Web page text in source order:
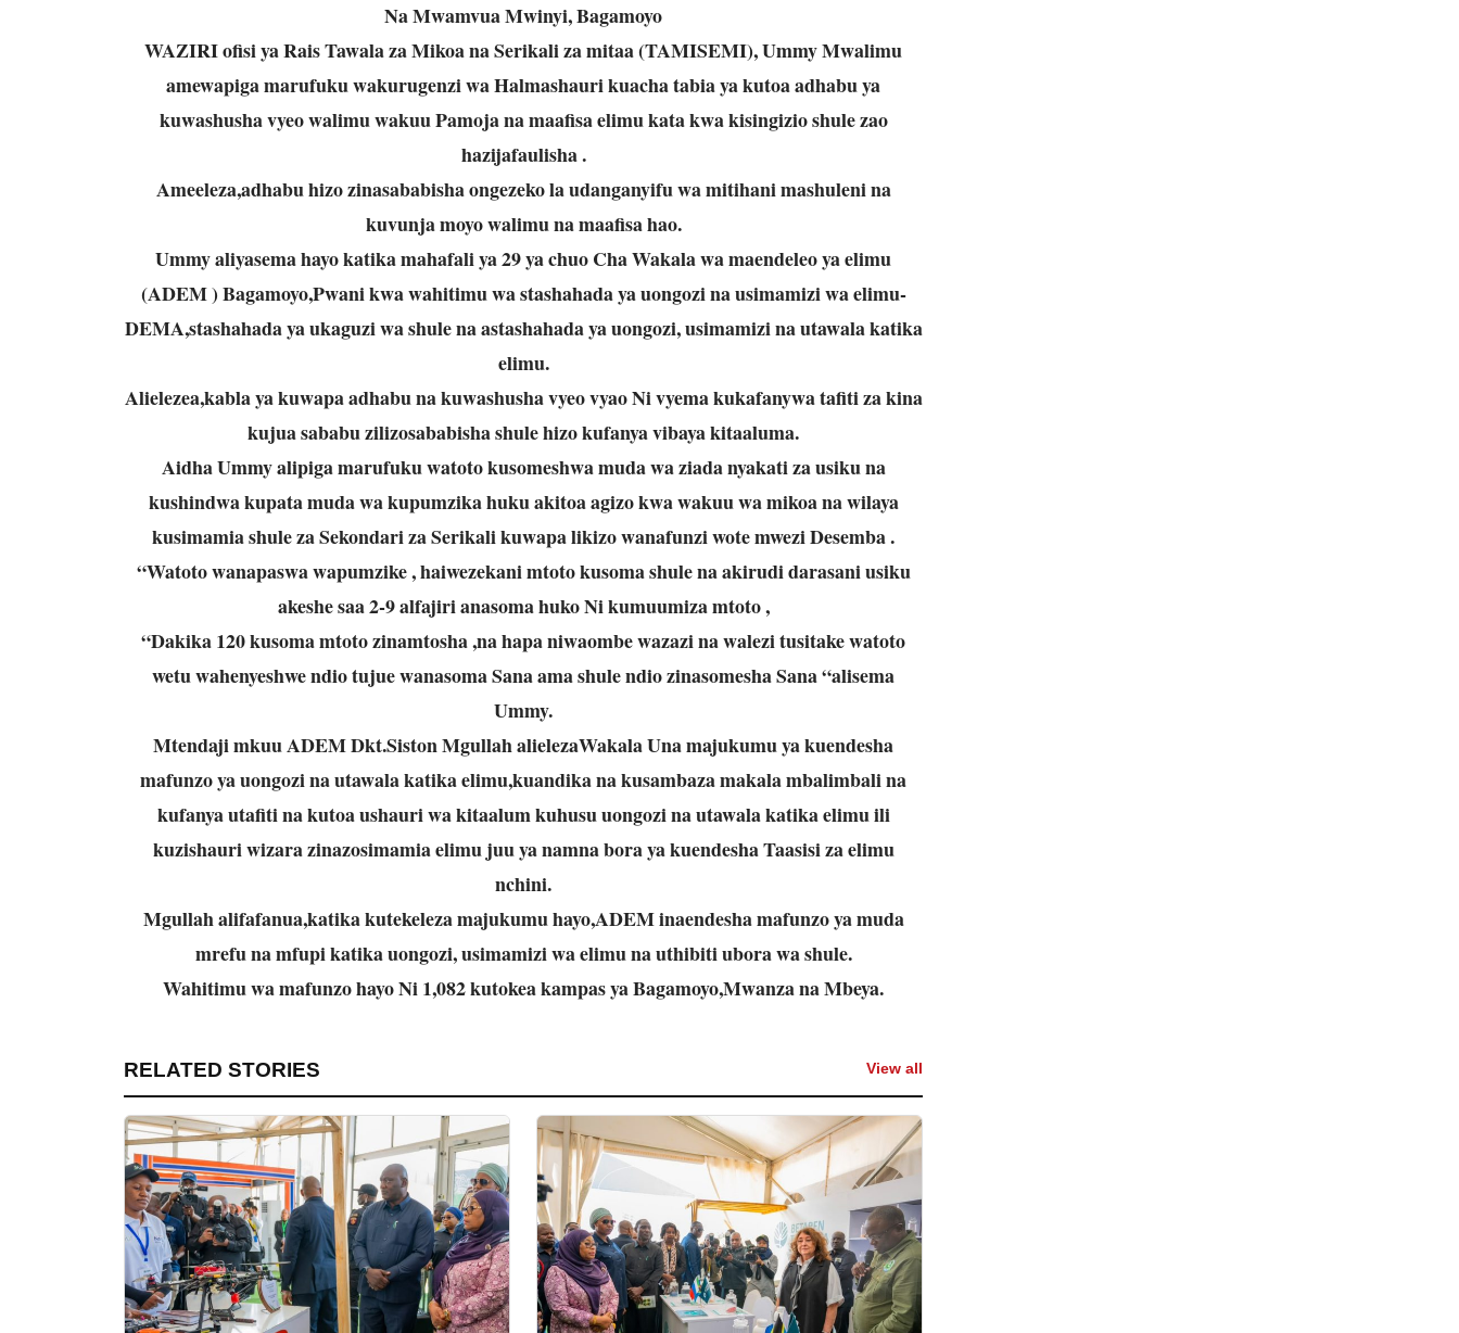
Na Mwamvua Mwinyi, Bagamoyo
WAZIRI ofisi ya Rais Tawala za Mikoa na Serikali za mitaa (TAMISEMI), Ummy Mwalimu
amewapiga marufuku wakurugenzi wa Halmashauri kuacha tabia ya kutoa adhabu ya
kuwashusha vyeo walimu wakuu Pamoja na maafisa elimu kata kwa kisingizio shule zao
hazijafaulisha .
Ameeleza,adhabu hizo zinasababisha ongezeko la udanganyifu wa mitihani mashuleni na
kuvunja moyo walimu na maafisa hao.
Ummy aliyasema hayo katika mahafali ya 29 ya chuo Cha Wakala wa maendeleo ya elimu
(ADEM ) Bagamoyo,Pwani kwa wahitimu wa stashahada ya uongozi na usimamizi wa elimu-
DEMA,stashahada ya ukaguzi wa shule na astashahada ya uongozi, usimamizi na utawala katika
elimu.
Alielezea,kabla ya kuwapa adhabu na kuwashusha vyeo vyao Ni vyema kukafanywa tafiti za kina
kujua sababu zilizosababisha shule hizo kufanya vibaya kitaaluma.
Aidha Ummy alipiga marufuku watoto kusomeshwa muda wa ziada nyakati za usiku na
kushindwa kupata muda wa kupumzika huku akitoa agizo kwa wakuu wa mikoa na wilaya
kusimamia shule za Sekondari za Serikali kuwapa likizo wanafunzi wote mwezi Desemba .
“Watoto wanapaswa wapumzike , haiwezekani mtoto kusoma shule na akirudi darasani usiku
akeshe saa 2-9 alfajiri anasoma huko Ni kumuumiza mtoto ,
“Dakika 120 kusoma mtoto zinamtosha ,na hapa niwaombe wazazi na walezi tusitake watoto
wetu wahenyeshwe ndio tujue wanasoma Sana ama shule ndio zinasomesha Sana “alisema
Ummy.
Mtendaji mkuu ADEM Dkt.Siston Mgullah alielezaWakala Una majukumu ya kuendesha
mafunzo ya uongozi na utawala katika elimu,kuandika na kusambaza makala mbalimbali na
kufanya utafiti na kutoa ushauri wa kitaalum kuhusu uongozi na utawala katika elimu ili
kuzishauri wizara zinazosimamia elimu juu ya namna bora ya kuendesha Taasisi za elimu
nchini.
Mgullah alifafanua,katika kutekeleza majukumu hayo,ADEM inaendesha mafunzo ya muda
mrefu na mfupi katika uongozi, usimamizi wa elimu na uthibiti ubora wa shule.
Wahitimu wa mafunzo hayo Ni 1,082 kutokea kampas ya Bagamoyo,Mwanza na Mbeya.
RELATED STORIES View all